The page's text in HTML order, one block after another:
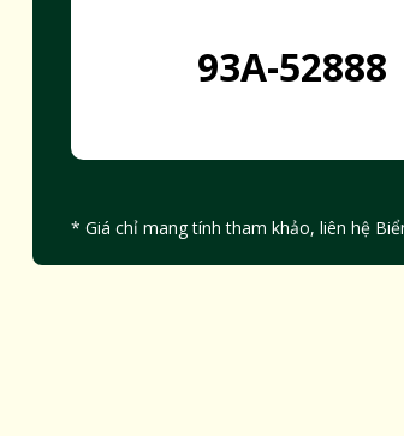
93A-52888
* Giá chỉ mang tính tham khảo, liên hệ